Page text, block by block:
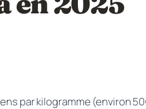
par kilogramme (environ